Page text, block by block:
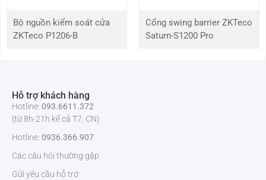
Bộ nguồn kiểm soát cửa
ZKTeco P1206-B
Cổng swing barrier ZKTeco
Saturn-S1200 Pro
Hỗ trợ khách hàng
Hotline: 093.6611.372
(từ 8h-21h kể cả T7, CN)
Hotline: 0936.366.907
Các câu hỏi thường gặp
Gửi yêu cầu hỗ trợ